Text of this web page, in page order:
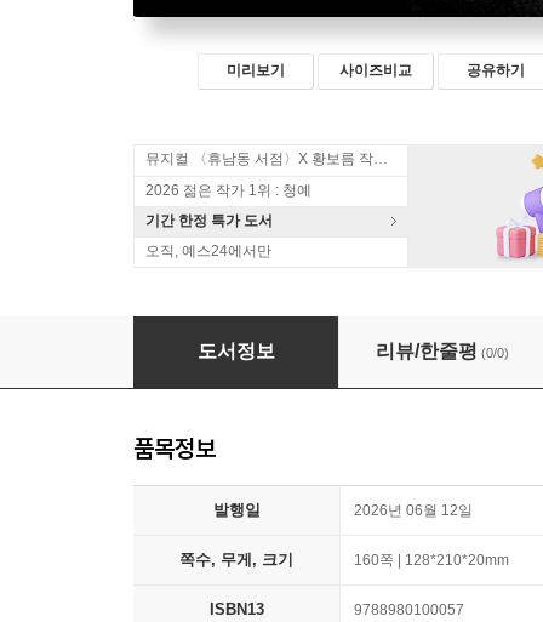
미리보기 사이즈비교 공유하기
뮤지컬 〈휴남동 서점〉X 황보름 작가 북토크
2026 젊은 작가 1위 : 청예
기간 한정 특가 도서
오직, 예스24에서만
얼굴 시린 산
도서정보 리뷰/한줄평 (0/0)
품목정보
발행일 2026년 06월 12일
쪽수, 무게, 크기 160쪽 | 128*210*20mm
ISBN13 9788980100057